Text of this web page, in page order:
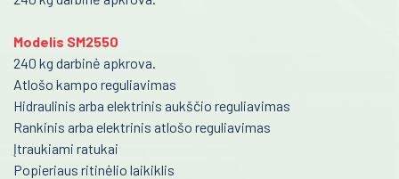
Kraujo centras
Reabilitacija
Kardiologija
Psichiatrija
Neurologija
Kušetės
Kraujo maišeliai
Termoizoliaciniai krepšiai
Temperatūriniai elementai
Modelis SM2550
240 kg darbinė apkrova.
Atlošo kampo reguliavimas
Hidraulinis arba elektrinis aukščio reguliavimas
Rankinis arba elektrinis atlošo reguliavimas
Įtraukiami ratukai
Popieriaus ritinėlio laikiklis